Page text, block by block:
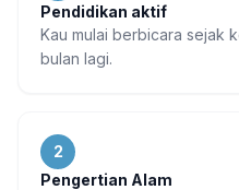
Pendidikan aktif
Kau mulai berbicara sejak
bulan lagi.
2
Pengertian Alam